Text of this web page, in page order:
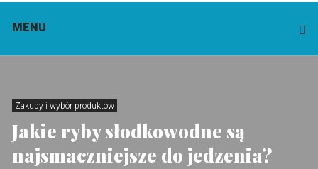
MENU
Zakupy i wybór produktów
Jakie ryby słodkowodne są
najsmaczniejsze do jedzenia?